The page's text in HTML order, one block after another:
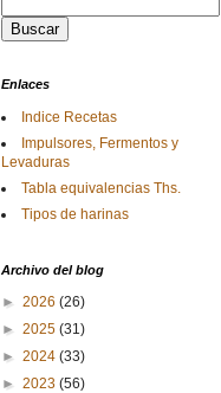
Enlaces
Indice Recetas
Impulsores, Fermentos y
Levaduras
Tabla equivalencias Ths.
Tipos de harinas
Archivo del blog
► 2026 (26)
► 2025 (31)
► 2024 (33)
► 2023 (56)